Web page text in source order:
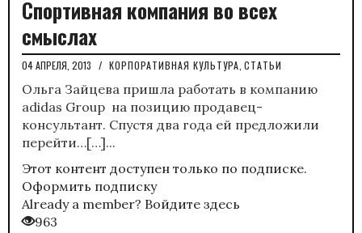
Спортивная компания во всех
смыслах
04 АПРЕЛЯ, 2013 / КОРПОРАТИВНАЯ КУЛЬТУРА СТАТЬИ
Ольга Зайцева пришла работать в компанию
adidas Group на позицию продавец-
консультант. Спустя два года ей предложили
перейти…[…]...
Этот контент доступен только по подписке.
Оформить подписку
Already a member? Войдите здесь
963